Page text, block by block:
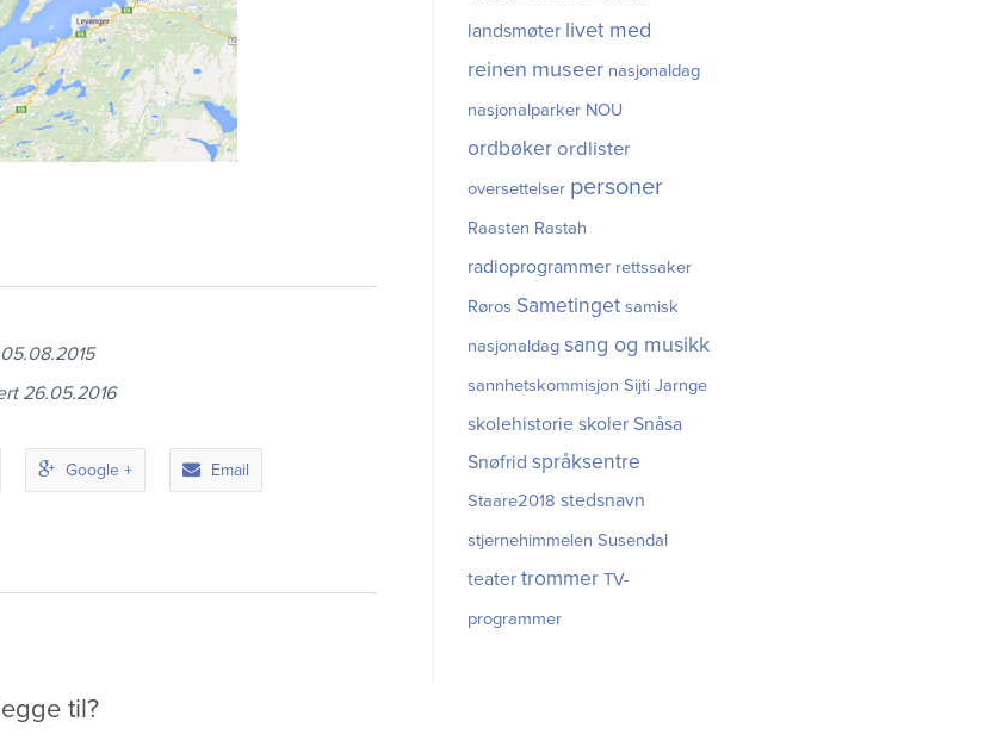
26.05.2016
Google + Email
til?
landsmøter livet med
reinen museer nasjonaldag
nasjonalparker NOU
ordbøker ordlister
oversettelser personer
Raasten Rastah
radioprogrammer rettssaker
Røros Sametinget samisk
nasjonaldag sang og musikk
sannhetskommisjon Sijti Jarnge
skolehistorie skoler Snåsa
Snøfrid språksentre
Staare2018 stedsnavn
stjernehimmelen Susendal
teater trommer TV-
programmer